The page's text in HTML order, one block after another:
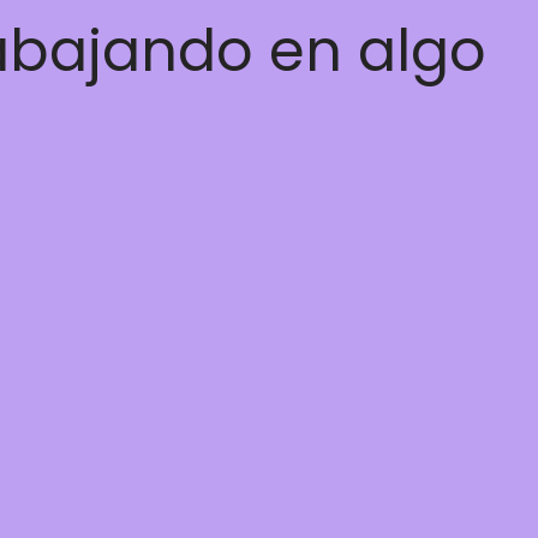
en algo